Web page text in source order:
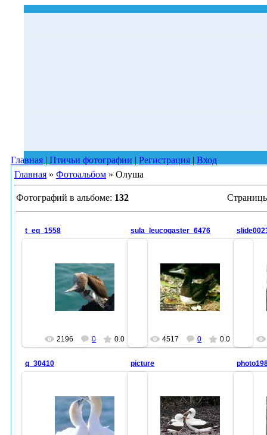
Главная | Птичьи фотографии | Регистрация | Вход
Главная » Фотоальбом » Олуша
Фотографий в альбоме: 132
t_eq_1558
29.07.2010
farid47
2196 0 0.0
sula_leucogaster_6476
29.07.2010
farid47
4517 0 0.0
q_30410
29.07.2010
farid47
picture
29.07.2010
farid47